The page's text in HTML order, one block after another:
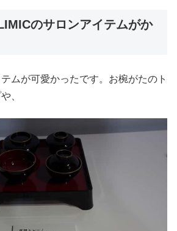
のサロンアイテムがか
ムが可愛かったです。お椀がたのト
、